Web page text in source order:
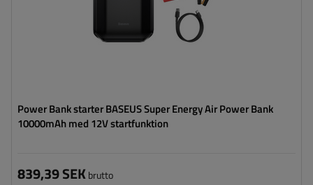
Power Bank starter BASEUS Super Energy Air Power Bank
10000mAh med 12V startfunktion
839,39 SEKbrutto